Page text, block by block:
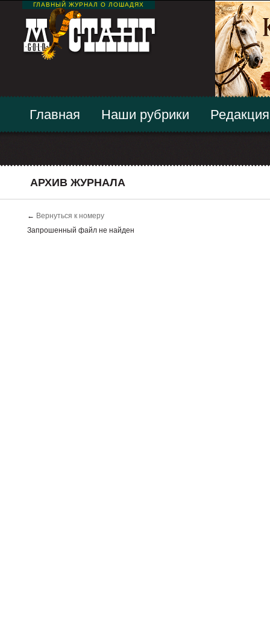
ГЛАВНЫЙ ЖУРНАЛ О ЛОШАДЯХ
Главная Наши рубрики Редакция
АРХИВ ЖУРНАЛА
← Вернуться к номеру
Запрошенный файл не найден